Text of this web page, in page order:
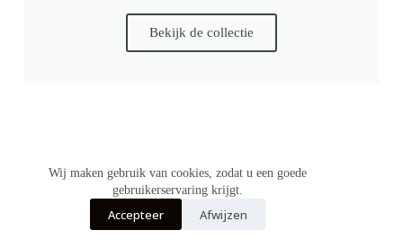
Wij maken gebruik van cookies, zodat u een goede
gebruikerservaring krijgt.
Accepteer Afwijzen
Bekijk de collectie